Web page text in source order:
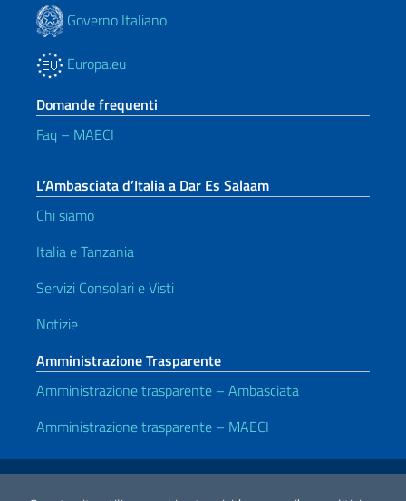
Governo Italiano
Europa.eu
Domande frequenti
Faq – MAECI
L’Ambasciata d’Italia a Dar Es Salaam
Chi siamo
Italia e Tanzania
Servizi Consolari e Visti
Notizie
Amministrazione Trasparente
Amministrazione trasparente – Ambasciata
Amministrazione trasparente – MAECI
Link Utili